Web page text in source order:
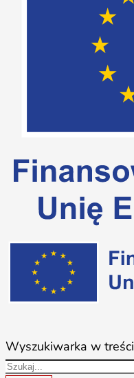
Wyszukiwarka w treści